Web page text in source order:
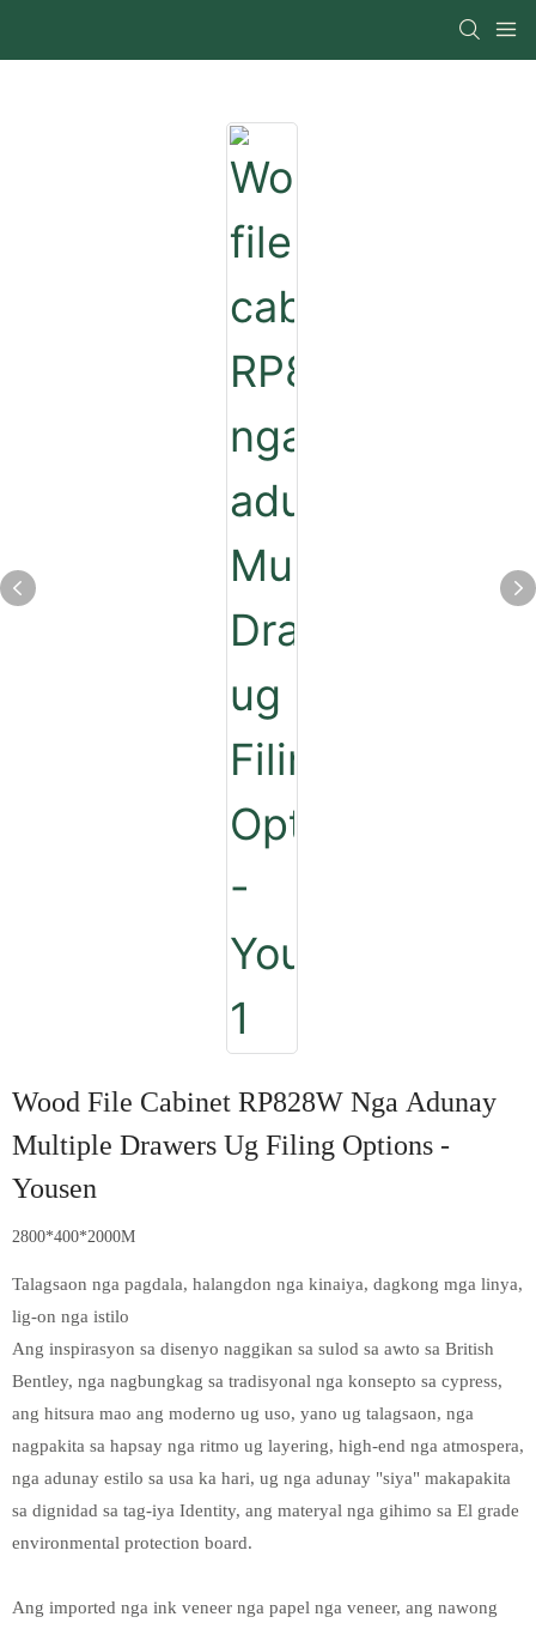
Wood File Cabinet RP828W Nga Adunay
Multiple Drawers Ug Filing Options -
Yousen
2800*400*2000M
Talagsaon nga pagdala, halangdon nga kinaiya, dagkong mga linya,
lig-on nga istilo
Ang inspirasyon sa disenyo naggikan sa sulod sa awto sa British
Bentley, nga nagbungkag sa tradisyonal nga konsepto sa cypress,
ang hitsura mao ang moderno ug uso, yano ug talagsaon, nga
nagpakita sa hapsay nga ritmo ug layering, high-end nga atmospera,
nga adunay estilo sa usa ka hari, ug nga adunay "siya" makapakita
sa dignidad sa tag-iya Identity, ang materyal nga gihimo sa El grade
environmental protection board.
Ang imported nga ink veneer nga papel nga veneer, ang nawong